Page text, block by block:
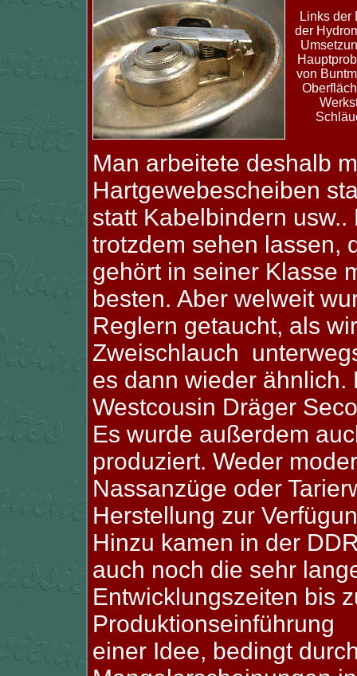
Links der
der
von
Man arbeitete deshalb
Hartgewebescheiben
statt Kabelbindern
trotzdem sehen lassen,
gehört in seiner Klasse
besten. Aber welweit
Reglern getaucht, als
Zweischlauch
es dann wieder ähnlich.
Westcousin Dräger
Es wurde außerdem
produziert. Weder
Nassanzüge oder
Herstellung zur
Hinzu kamen in der
auch noch die sehr
Entwicklungszeiten bis
Produktionseinführung
einer Idee, bedingt